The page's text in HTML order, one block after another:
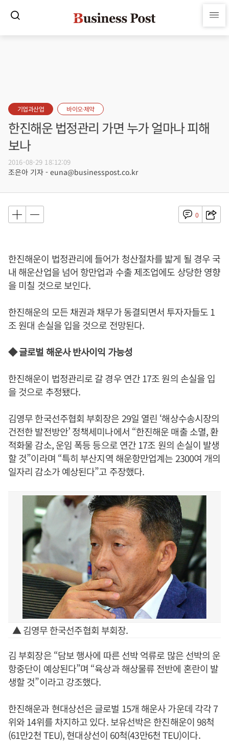
기업과산업 바이오·제약
한진해운 법정관리 가면 누가 얼마나 피해
보나
2016-08-29 18:12:09
조은아 기자 - euna@businesspost.co.kr
0
한진해운이 법정관리에 들어가 청산절차를 밟게 될 경우 국
내 해운산업을 넘어 항만업과 수출 제조업에도 상당한 영향
을 미칠 것으로 보인다.
한진해운의 모든 채권과 채무가 동결되면서 투자자들도 1
조 원대 손실을 입을 것으로 전망된다.
◆ 글로벌 해운사 반사이익 가능성
한진해운이 법정관리로 갈 경우 연간 17조 원의 손실을 입
을 것으로 추정됐다.
김영무 한국선주협회 부회장은 29일 열린 ‘해상수송시장의
건전한 발전방안’ 정책세미나에서 “한진해운 매출 소멸, 환
적화물 감소, 운임 폭등 등으로 연간 17조 원의 손실이 발생
할 것”이라며 “특히 부산지역 해운항만업계는 2300여 개의
일자리 감소가 예상된다”고 주장했다.
▲ 김영무 한국선주협회 부회장.
김 부회장은 “담보 행사에 따른 선박 억류로 많은 선박의 운
항중단이 예상된다”며 “육상과 해상물류 전반에 혼란이 발
생할 것”이라고 강조했다.
한진해운과 현대상선은 글로벌 15개 해운사 가운데 각각 7
위와 14위를 차지하고 있다. 보유선박은 한진해운이 98척
(61만2천 TEU), 현대상선이 60척(43만6천 TEU)이다.